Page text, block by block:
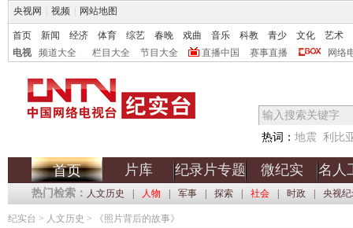
央视网 视频 网站地图
首页 新闻 经济 体育 综艺 春晚 戏曲 音乐 科教 青少 文化
艺术
电视
频道大全 栏目大全 节目大全 直播中国 赛事直播 网络
热词： 地震 利比
首页 片库 纪录片专题 微纪实 名人
热门检索： 人文历史 人物 军事 探索 社会 时政 央视
纪实台 > 人文历史 > 《照片背后的故事》